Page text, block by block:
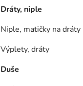
Dráty, niple
Niple, matičky na dráty
Výplety, dráty
Duše